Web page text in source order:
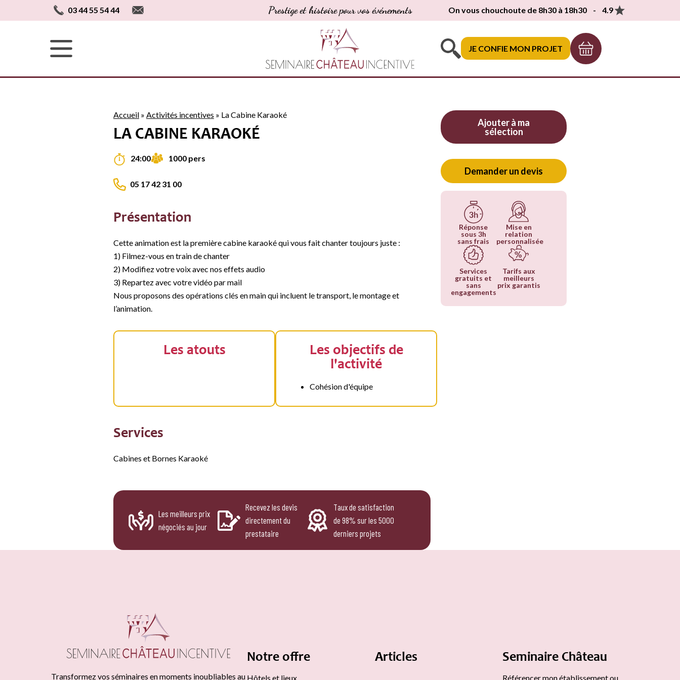
03 44 55 54 44 Prestige et histoire pour vos événements On vous chouchoute de 8h30 à 18h30 - 4.9
JE CONFIE MON PROJET
Accueil » Activités incentives » La Cabine Karaoké
LA CABINE KARAOKÉ
24:00 1000 pers
05 17 42 31 00
Présentation
Cette animation est la première cabine karaoké qui vous fait chanter toujours juste :
1) Filmez-vous en train de chanter
2) Modifiez votre voix avec nos effets audio
3) Repartez avec votre vidéo par mail
Nous proposons des opérations clés en main qui incluent le transport, le montage et
l’animation.
Les atouts
Les objectifs de
l'activité
Cohésion d'équipe
Services
Cabines et Bornes Karaoké
Les meilleurs prix
négociés au jour
Recevez les devis
directement du
prestataire
Taux de satisfaction
de 98% sur les 5000
derniers projets
Ajouter à ma
sélection
Demander un devis
Réponse
sous 3h
sans frais
Mise en
relation
personnalisée
Services
gratuits et
sans
engagements
Tarifs aux
meilleurs
prix garantis
Transformez vos séminaires en moments inoubliables au
Notre offre
Hôtels et lieux
Articles Seminaire Château
Référencer mon établissement ou